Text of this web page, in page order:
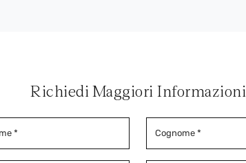
Richiedi Maggiori Informazioni